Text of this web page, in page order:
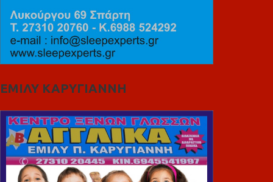
ΕΜΙΛΥ ΚΑΡΥΓΙΑΝΝΗ